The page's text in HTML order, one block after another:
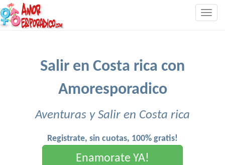
Salir en Costa rica con
Amoresporadico
Aventuras y Salir en Costa rica
Registrate, sin cuotas, 100% gratis!
Enamorate YA!